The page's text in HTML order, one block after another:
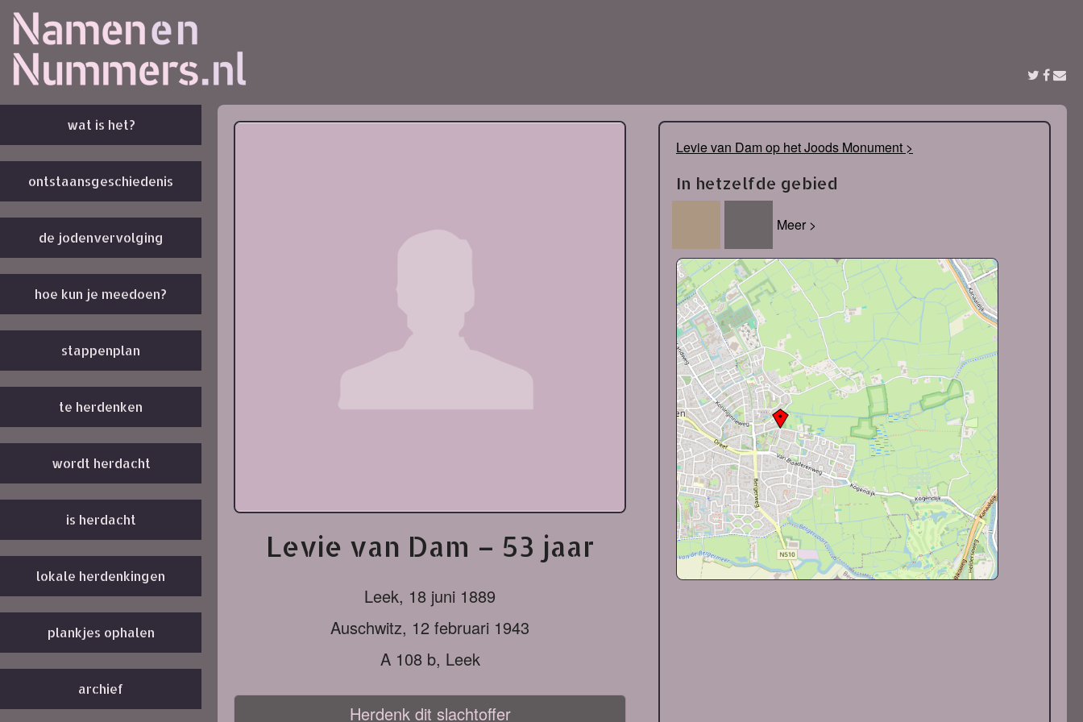
wat is het?
ontstaansgeschiedenis
de jodenvervolging
hoe kun je meedoen?
stappenplan
te herdenken
wordt herdacht
is herdacht
lokale herdenkingen
plankjes ophalen
archief
Levie van Dam – 53 jaar
Leek, 18 juni 1889
Auschwitz, 12 februari 1943
A 108 b, Leek
Herdenk dit slachtoffer
Levie van Dam op het Joods Monument >
In hetzelfde gebied
Meer >